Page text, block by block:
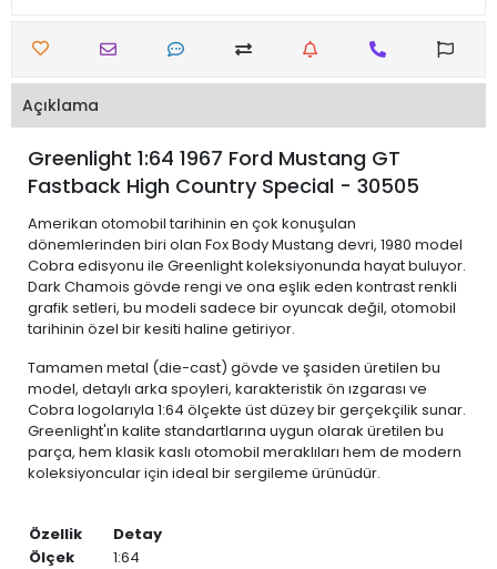
Açıklama
Greenlight 1:64 1967 Ford Mustang GT
Fastback High Country Special - 30505
Amerikan otomobil tarihinin en çok konuşulan
dönemlerinden biri olan Fox Body Mustang devri, 1980 model
Cobra edisyonu ile Greenlight koleksiyonunda hayat buluyor.
Dark Chamois gövde rengi ve ona eşlik eden kontrast renkli
grafik setleri, bu modeli sadece bir oyuncak değil, otomobil
tarihinin özel bir kesiti haline getiriyor.
Tamamen metal (die-cast) gövde ve şasiden üretilen bu
model, detaylı arka spoyleri, karakteristik ön ızgarası ve
Cobra logolarıyla 1:64 ölçekte üst düzey bir gerçekçilik sunar.
Greenlight'ın kalite standartlarına uygun olarak üretilen bu
parça, hem klasik kaslı otomobil meraklıları hem de modern
koleksiyoncular için ideal bir sergileme ürünüdür.
Özellik
Detay
Ölçek
1:64